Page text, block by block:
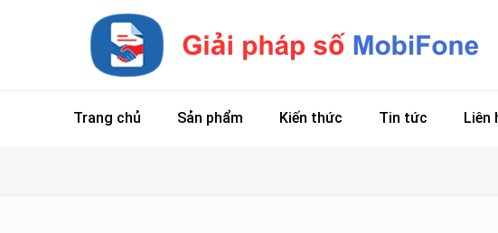
Trang chủ Sản phẩm Kiến thức Tin tức Liên